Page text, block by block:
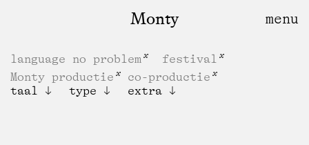
Monty
language no problem
festival
Monty productie
co-productie
taal
type extra